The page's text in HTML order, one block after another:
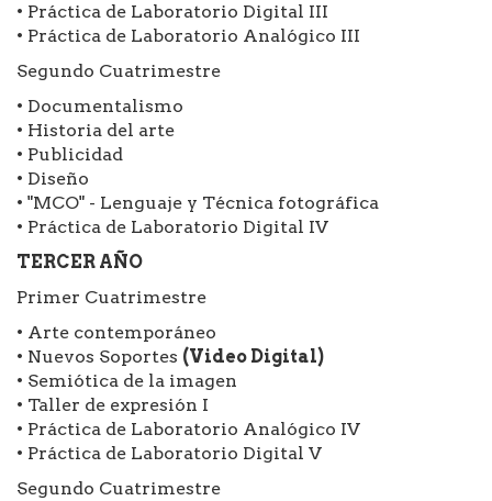
• Práctica de Laboratorio Digital III
• Práctica de Laboratorio Analógico III
Segundo Cuatrimestre
• Documentalismo
• Historia del arte
• Publicidad
• Diseño
• "MCO" - Lenguaje y Técnica fotográfica
• Práctica de Laboratorio Digital IV
TERCER AÑO
Primer Cuatrimestre
• Arte contemporáneo
• Nuevos Soportes (Video Digital)
• Semiótica de la imagen
• Taller de expresión I
• Práctica de Laboratorio Analógico IV
• Práctica de Laboratorio Digital V
Segundo Cuatrimestre